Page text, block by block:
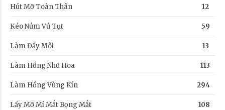
Hút Mỡ Toàn Thân 12
Kéo Núm Vú Tụt 59
Làm Đầy Môi 13
Làm Hồng Nhũ Hoa 113
Làm Hồng Vùng Kín 294
Lấy Mỡ Mí Mắt Bọng Mắt 108